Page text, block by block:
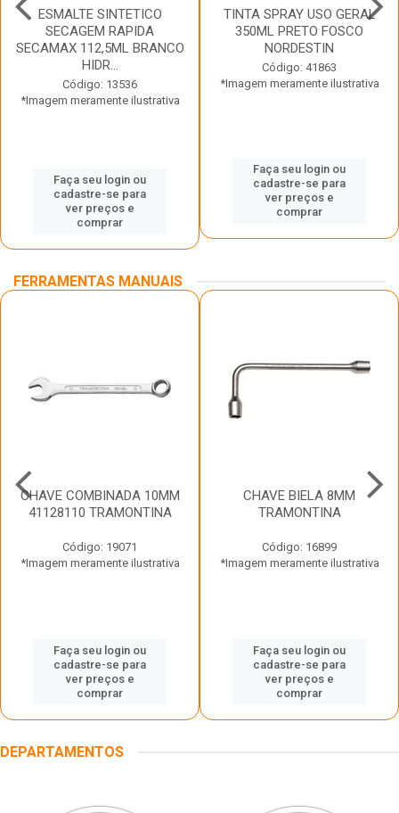
ESMALTE SINTETICO
SECAGEM RAPIDA
SECAMAX 112,5ML BRANCO
HIDR...
Código: 13536
*Imagem meramente ilustrativa
Faça seu login ou
cadastre-se para
ver preços e
comprar
TINTA SPRAY USO GERAL
350ML PRETO FOSCO
NORDESTIN
Código: 41863
*Imagem meramente ilustrativa
Faça seu login ou
cadastre-se para
ver preços e
comprar
FERRAMENTAS MANUAIS
CHAVE COMBINADA 10MM
41128110 TRAMONTINA
Código: 19071
*Imagem meramente ilustrativa
Faça seu login ou
cadastre-se para
ver preços e
comprar
CHAVE BIELA 8MM
TRAMONTINA
Código: 16899
*Imagem meramente ilustrativa
Faça seu login ou
cadastre-se para
ver preços e
comprar
DEPARTAMENTOS